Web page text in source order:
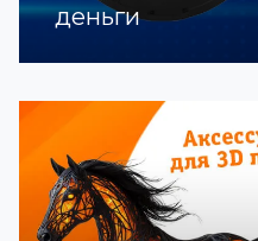
деньги